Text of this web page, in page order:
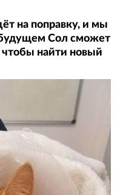
на поправку, и мы
Сол сможет
найти новый